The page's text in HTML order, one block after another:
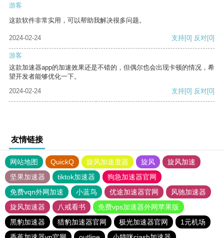
游客
这款软件非常实用，可以帮助我解决很多问题。
2024-02-24 支持[0] 反对[0]
游客
这款加速器app的加速效果还是不错的，但偶尔也会出现卡顿的情况，希
望开发者能够优化一下。
2024-02-24
支持[0] 反对[0]
友情链接
网站地图 QuickQ 旋风加速度器 旋风
旋风加速
坚果加速器
tiktok加速器
狗急加速器官网
免费vqn外网加速
小蓝鸟 优途加速器官网
风驰加速器
旋风加速器
八戒看书
免费vps加速器外网苹果版
黑豹加速器
猎豹加速器官网 极光加速器官网
1元机场